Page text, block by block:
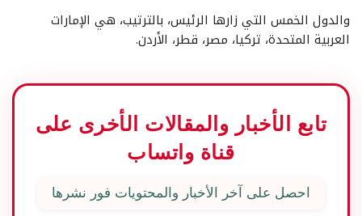
والدول الخمس التي زارها الرئيس، بالترتيب، هي الإمارات
العربية المتحدة، تركيا، مصر، قطر، الأردن.
تابع الأخبار والمقالات الأخرى على
قناة واتساب
احصل على آخر الأخبار والمحتويات فور نشرها